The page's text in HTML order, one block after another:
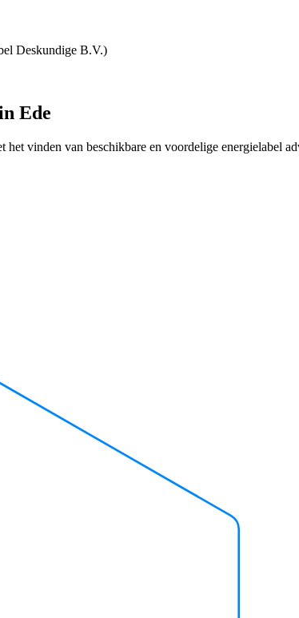
Deskundige B.V.)
Ede
vinden van beschikbare en voordelige energielabel